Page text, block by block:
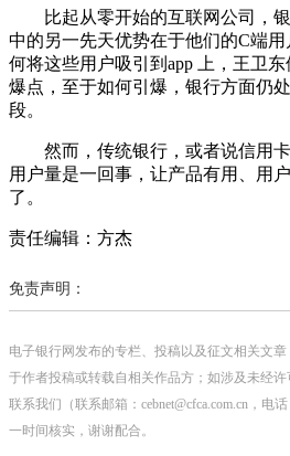
比起从零开始的互联网公司，银
中的另一先天优势在于他们的C端
何将这些用户吸引到app 上，王卫东
爆点，至于如何引爆，银行方面仍
段。
然而，传统银行，或者说信用卡
用户量是一回事，让产品有用、用
了。
责任编辑：方杰
免责声明：
电子银行网发布的专栏、投稿以及征文相关文
于作者投稿或转载自相关作品方；如涉及未经
联系我们（联系邮箱：cebnet@cfca.com.cn，电
一时间核实，谢谢配合。